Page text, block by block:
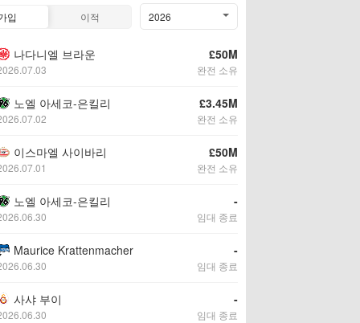
입 이적 2026
나다니엘 브라운 £50M
완전 소유
노엘 아세코-은킬리 £3.45M
완전 소유
이스마엘 사이바리 £50M
완전 소유
노엘 아세코-은킬리 -
임대 종료
Maurice Krattenmacher -
임대 종료
사샤 부이 -
임대 종료